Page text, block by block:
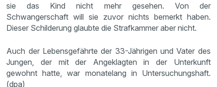
sie das Kind nicht mehr gesehen. Von der
Schwangerschaft will sie zuvor nichts bemerkt haben.
Dieser Schilderung glaubte die Strafkammer aber nicht.
Auch der Lebensgefährte der 33-Jährigen und Vater des
Jungen, der mit der Angeklagten in der Unterkunft
gewohnt hatte, war monatelang in Untersuchungshaft.
(dpa)